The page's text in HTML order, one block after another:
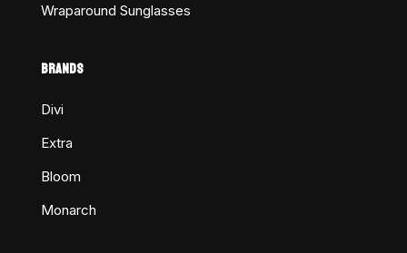
Wraparound Sunglasses
BRANDS
Divi
Extra
Bloom
Monarch